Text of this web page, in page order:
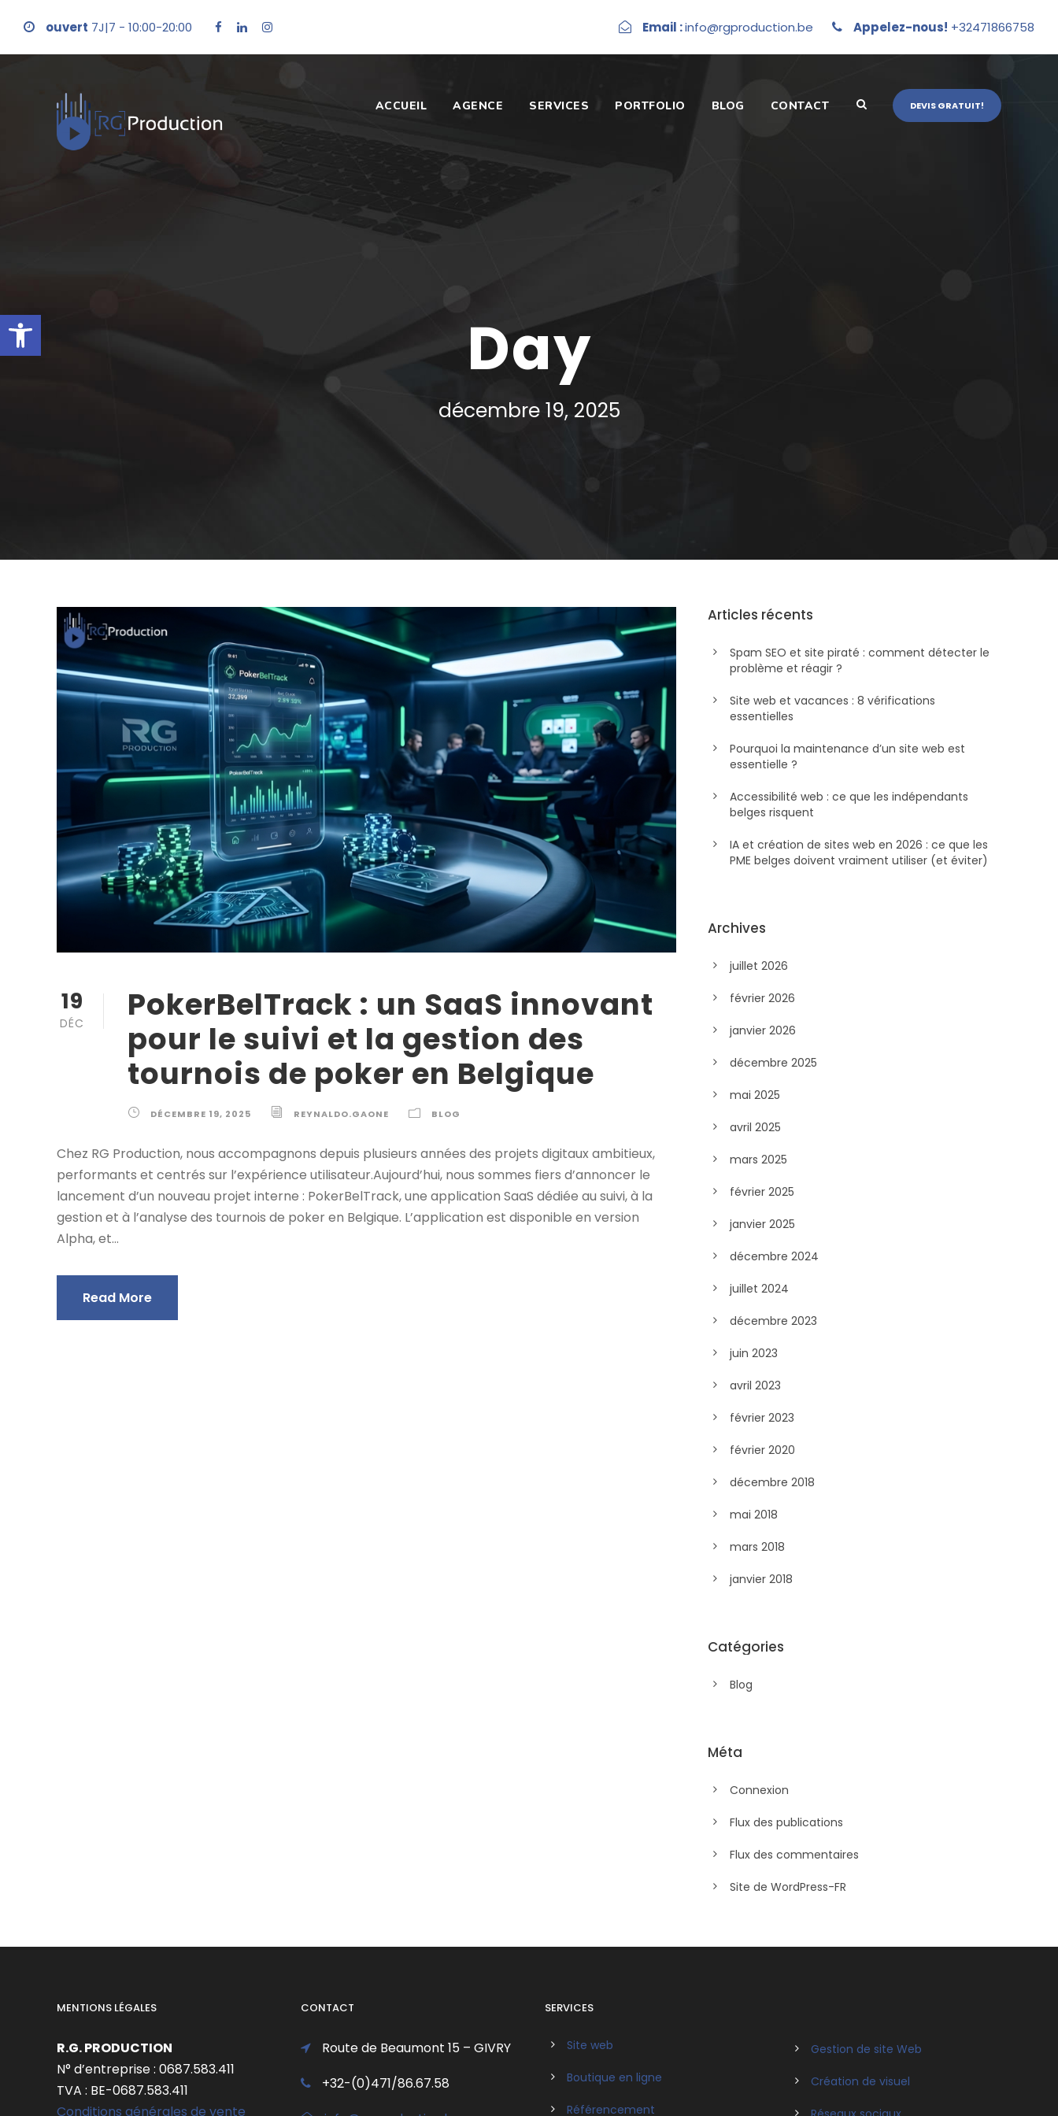
Ouvrir la barre d’outils
ouvert 7J|7 - 10:00-20:00 Email :info@rgproduction.be Appelez-nous! +32471866758
ACCUEIL AGENCE SERVICES PORTFOLIO BLOG CONTACT DEVIS GRATUIT!
Day
décembre 19, 2025
19
DÉC
PokerBelTrack : un SaaS innovant
pour le suivi et la gestion des
tournois de poker en Belgique
DÉCEMBRE 19, 2025 REYNALDO.GAONE BLOG
Chez RG Production, nous accompagnons depuis plusieurs années des projets digitaux ambitieux,
performants et centrés sur l’expérience utilisateur.Aujourd’hui, nous sommes fiers d’annoncer le
lancement d’un nouveau projet interne : PokerBelTrack, une application SaaS dédiée au suivi, à la
gestion et à l’analyse des tournois de poker en Belgique. L’application est disponible en version
Alpha, et...
Read More
Articles récents
Spam SEO et site piraté : comment détecter le
problème et réagir ?
Site web et vacances : 8 vérifications
essentielles
Pourquoi la maintenance d’un site web est
essentielle ?
Accessibilité web : ce que les indépendants
belges risquent
IA et création de sites web en 2026 : ce que les
PME belges doivent vraiment utiliser (et éviter)
Archives
juillet 2026
février 2026
janvier 2026
décembre 2025
mai 2025
avril 2025
mars 2025
février 2025
janvier 2025
décembre 2024
juillet 2024
décembre 2023
juin 2023
avril 2023
février 2023
février 2020
décembre 2018
mai 2018
mars 2018
janvier 2018
Catégories
Blog
Méta
Connexion
Flux des publications
Flux des commentaires
Site de WordPress-FR
MENTIONS LÉGALES
R.G. PRODUCTION
N° d’entreprise : 0687.583.411
TVA : BE-0687.583.411
Conditions générales de vente
CONTACT
Route de Beaumont 15 – GIVRY
+32-(0)471/86.67.58
SERVICES
Site web
Boutique en ligne
Référencement
Gestion de site Web
Création de visuel